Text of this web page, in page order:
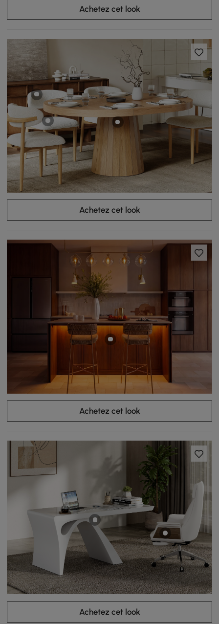
Achetez cet look
Achetez cet look
Achetez cet look
Achetez cet look